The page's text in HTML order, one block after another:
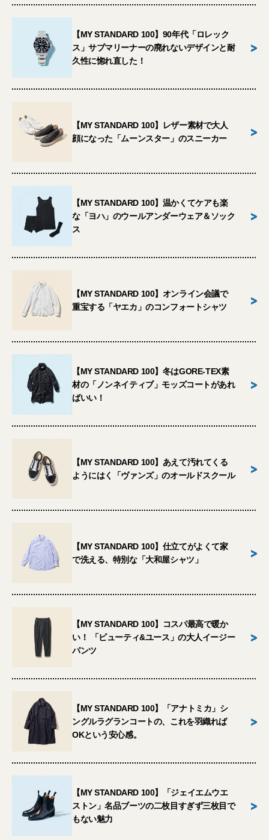
【MY STANDARD 100】90年代「ロレック
ス」サブマリーナーの廃れないデザインと耐
久性に惚れ直した！
>
【MY STANDARD 100】レザー素材で大人
顔になった「ムーンスター」のスニーカー
>
【MY STANDARD 100】温かくてケアも楽
な「ヨハ」のウールアンダーウェア＆ソック
ス
>
【MY STANDARD 100】オンライン会議で
重宝する「ヤエカ」のコンフォートシャツ
>
【MY STANDARD 100】冬はGORE-TEX素
材の「ノンネイティブ」モッズコートがあれ
ばいい！
>
【MY STANDARD 100】あえて汚れてくる
ようにはく「ヴァンズ」のオールドスクール
>
【MY STANDARD 100】仕立てがよくて家
で洗える、特別な「大和屋シャツ」
>
【MY STANDARD 100】コスパ最高で暖か
い！ 「ビューティ&ユース」の大人イージー
パンツ
>
【MY STANDARD 100】「アナトミカ」シ
ングルラグランコートの、これを羽織れば
OKという安心感。
>
【MY STANDARD 100】「ジェイエムウエ
ストン」名品ブーツの二枚目すぎず三枚目で
もない魅力
>